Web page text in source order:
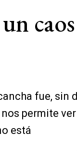
fue, sin
permite
está